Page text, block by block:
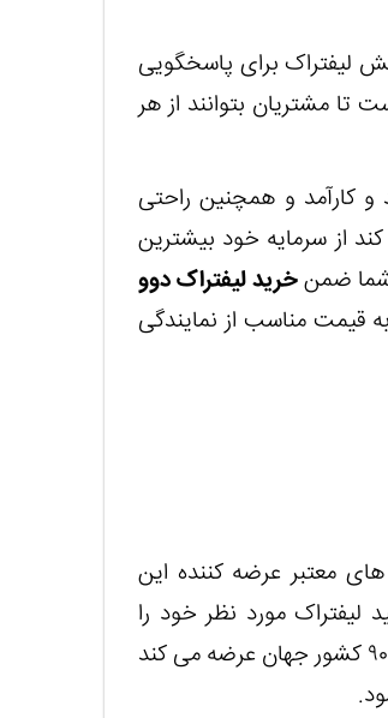
اولین لیفتراک شرکت دوو دوسان در کره در سال ۱۹۶۸، بخش لیفتراک برای پاسخگویی
تا مشتریان بتوانند از هر
و کارآمد و همچنین راحتی
از سرمایه خود بیشترین
شما ضمنخرید لیفتراک دوو
قیمت مناسب از نمایندگی
معتبر عرضه کننده این
لیفتراک مورد نظر خود را
خریداری کنید. شرکت دوو دوسان اکنون لیفتراک های خود را به بیش از ۹۰ کشور جهان عرضه می کند